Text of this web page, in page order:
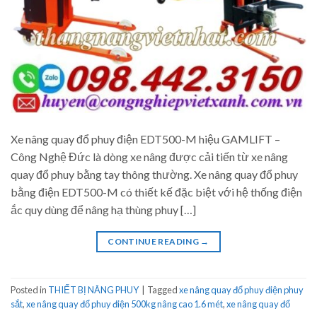
Xe nâng quay đổ phuy điện EDT500-M hiệu GAMLIFT –
Công Nghệ Đức là dòng xe nâng được cải tiến từ xe nâng
quay đổ phuy bằng tay thông thường. Xe nâng quay đổ phuy
bằng điện EDT500-M có thiết kế đặc biệt với hệ thống điện
ắc quy dùng để nâng hạ thùng phuy […]
CONTINUE READING →
Posted in THIẾT BỊ NÂNG PHUY Taggedxe nâng quay đổ phuy điện phuy
sắt,xe nâng quay đổ phuy điện 500kg nâng cao 1.6 mét,xe nâng quay đổ